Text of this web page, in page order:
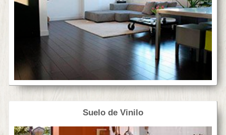
Suelo de Vinilo